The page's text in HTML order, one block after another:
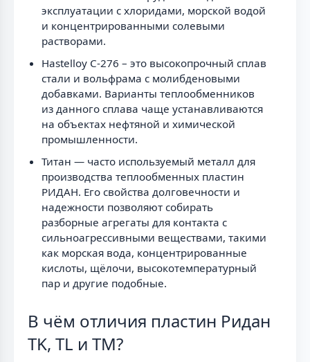
эксплуатации с хлоридами, морской водой
и концентрированными солевыми
растворами.
Hastelloy C-276 – это высокопрочный сплав
стали и вольфрама с молибденовыми
добавками. Варианты теплообменников
из данного сплава чаще устанавливаются
на объектах нефтяной и химической
промышленности.
Титан — часто используемый металл для
производства теплообменных пластин
РИДАН. Его свойства долговечности и
надежности позволяют собирать
разборные агрегаты для контакта с
сильноагрессивными веществами, такими
как морская вода, концентрированные
кислоты, щёлочи, высокотемпературный
пар и другие подобные.
В чём отличия пластин Ридан
TK, TL и TM?